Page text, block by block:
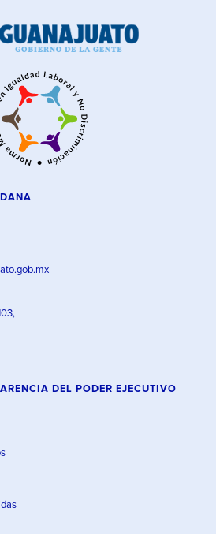
DEL PODER EJECUTIVO